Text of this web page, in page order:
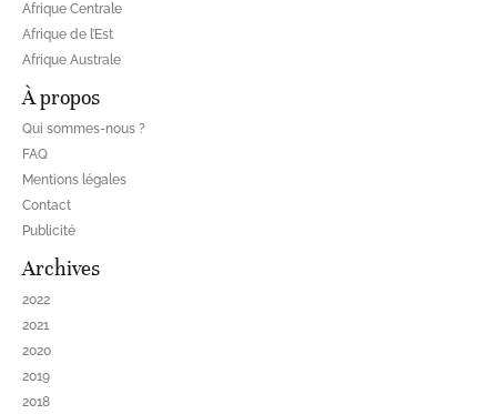
Afrique Centrale
Afrique de l’Est
Afrique Australe
À propos
Qui sommes-nous ?
FAQ
Mentions légales
Contact
Publicité
Archives
2022
2021
2020
2019
2018